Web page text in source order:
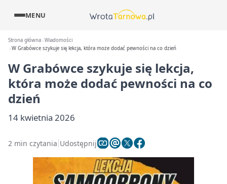
MENU
Strona główna Wiadomości
W Grabówce szykuje się lekcja, która może dodać pewności na co dzień
W Grabówce szykuje się lekcja,
która może dodać pewności na co
dzień
14 kwietnia 2026
2 min czytania Udostępnij